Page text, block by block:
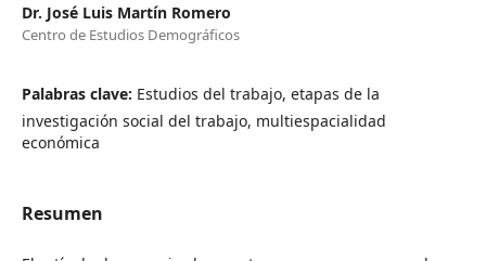
Dr. José Luis Martín Romero
Centro de Estudios Demográficos
Palabras clave: Estudios del trabajo, etapas de la
investigación social del trabajo, multiespacialidad
económica
Resumen